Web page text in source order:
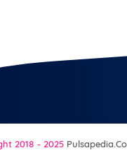
2018 - 2025